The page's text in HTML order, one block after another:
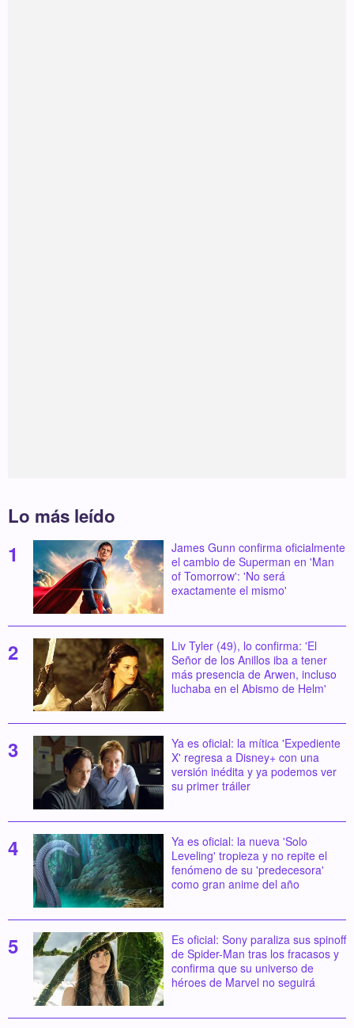
Lo más leído
James Gunn confirma oficialmente
el cambio de Superman en 'Man
of Tomorrow': 'No será
exactamente el mismo'
Liv Tyler (49), lo confirma: 'El
Señor de los Anillos iba a tener
más presencia de Arwen, incluso
luchaba en el Abismo de Helm'
Ya es oficial: la mítica 'Expediente
X' regresa a Disney+ con una
versión inédita y ya podemos ver
su primer tráiler
Ya es oficial: la nueva 'Solo
Leveling' tropieza y no repite el
fenómeno de su 'predecesora'
como gran anime del año
Es oficial: Sony paraliza sus spinoff
de Spider-Man tras los fracasos y
confirma que su universo de
héroes de Marvel no seguirá